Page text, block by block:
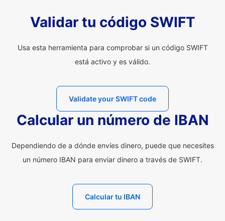
Validar tu código SWIFT
Usa esta herramienta para comprobar si un código SWIFT
está activo y es válido.
Validate your SWIFT code
Calcular un número de IBAN
Dependiendo de a dónde envíes dinero, puede que necesites
un número IBAN para enviar dinero a través de SWIFT.
Calcular tu IBAN